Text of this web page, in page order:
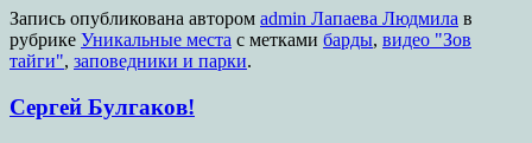
Запись опубликована автором admin Лапаева Людмила в
рубрике Уникальные места с метками барды, видео "Зов
тайги", заповедники и парки.
Сергей Булгаков!